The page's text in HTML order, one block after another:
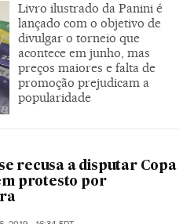
Livro ilustrado da Panini é
lançado com o objetivo de
divulgar o torneio que
acontece em junho, mas
preços maiores e falta de
promoção prejudicam a
popularidade
recusa a disputar Copa
protesto por